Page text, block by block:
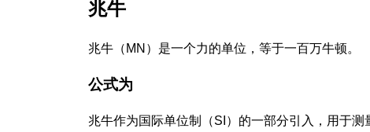
兆牛
兆牛（MN）是一个力的单位，等于一百万牛顿。
公式为
兆牛作为国际单位制（SI）的一部分引入，用于